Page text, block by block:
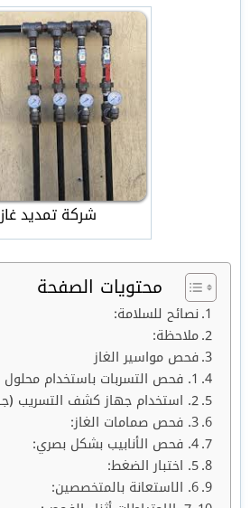
شركة تمديد غاز
محتويات الصفحة
نصائح للسلامة:
ملاحظة:
فحص مواسير الغاز
1. فحص التسربات باستخدام محلول رغوي:
2. استخدام جهاز كشف التسريب (جهاز قياس الغاز):
3. فحص صمامات الغاز:
4. فحص الأنابيب بشكل بصري:
5. اختبار الضغط:
6. الاستعانة بالمتخصصين: